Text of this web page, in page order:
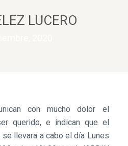
LUCERO
con mucho dolor el
querido, e indican que el
llevara a cabo el día Lunes